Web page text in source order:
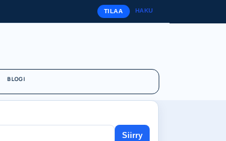
TILAA HAKU
BLOGI
Siirry